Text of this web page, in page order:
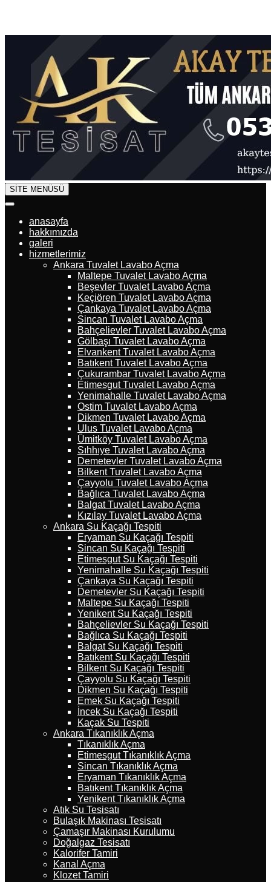
SİTE MENÜSÜ
anasayfa
hakkımızda
galeri
hizmetlerimiz
Ankara Tuvalet Lavabo Açma
Maltepe Tuvalet Lavabo Açma
Beşevler Tuvalet Lavabo Açma
Keçiören Tuvalet Lavabo Açma
Çankaya Tuvalet Lavabo Açma
Sincan Tuvalet Lavabo Açma
Bahçelievler Tuvalet Lavabo Açma
Gölbaşı Tuvalet Lavabo Açma
Elvankent Tuvalet Lavabo Açma
Batıkent Tuvalet Lavabo Açma
Çukurambar Tuvalet Lavabo Açma
Etimesgut Tuvalet Lavabo Açma
Yenimahalle Tuvalet Lavabo Açma
Ostim Tuvalet Lavabo Açma
Dikmen Tuvalet Lavabo Açma
Ulus Tuvalet Lavabo Açma
Ümitköy Tuvalet Lavabo Açma
Sıhhıye Tuvalet Lavabo Açma
Demetevler Tuvalet Lavabo Açma
Bilkent Tuvalet Lavabo Açma
Çayyolu Tuvalet Lavabo Açma
Bağlıca Tuvalet Lavabo Açma
Balgat Tuvalet Lavabo Açma
Kızılay Tuvalet Lavabo Açma
Ankara Su Kaçağı Tespiti
Eryaman Su Kaçağı Tespiti
Sincan Su Kaçağı Tespiti
Etimesgut Su Kaçağı Tespiti
Yenimahalle Su Kaçağı Tespiti
Çankaya Su Kaçağı Tespiti
Demetevler Su Kaçağı Tespiti
Maltepe Su Kaçağı Tespiti
Yenikent Su Kaçağı Tespiti
Bahçelievler Su Kaçağı Tespiti
Bağlıca Su Kaçağı Tespiti
Balgat Su Kaçağı Tespiti
Batıkent Su Kaçağı Tespiti
Bilkent Su Kaçağı Tespiti
Çayyolu Su Kaçağı Tespiti
Dikmen Su Kaçağı Tespiti
Emek Su Kaçağı Tespiti
İncek Su Kaçağı Tespiti
Kaçak Su Tespiti
Ankara Tıkanıklık Açma
Tıkanıklık Açma
Etimesgut Tıkanıklık Açma
Sincan Tıkanıklık Açma
Eryaman Tıkanıklık Açma
Batıkent Tıkanıklık Açma
Yenikent Tıkanıklık Açma
Atık Su Tesisatı
Bulaşık Makinası Tesisatı
Çamaşır Makinası Kurulumu
Doğalgaz Tesisatı
Kalorifer Tamiri
Kanal Açma
Klozet Tamiri